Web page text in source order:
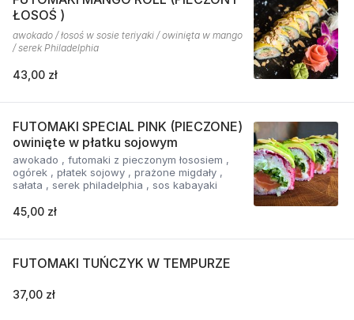
ŁOSOŚ )
awokado / łosoś w sosie teriyaki / owinięta w mango
/ serek Philadelphia
43,00 zł
FUTOMAKI SPECIAL PINK (PIECZONE)
owinięte w płatku sojowym
awokado , futomaki z pieczonym łososiem ,
ogórek , płatek sojowy , prażone migdały ,
sałata , serek philadelphia , sos kabayaki
45,00 zł
FUTOMAKI TUŃCZYK W TEMPURZE
37,00 zł